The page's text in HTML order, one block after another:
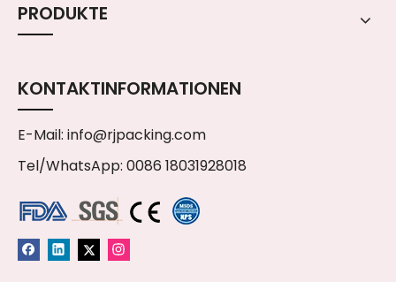
PRODUKTE
KONTAKTINFORMATIONEN
E-Mail: info@rjpacking.com
Tel/WhatsApp: 0086 18031928018